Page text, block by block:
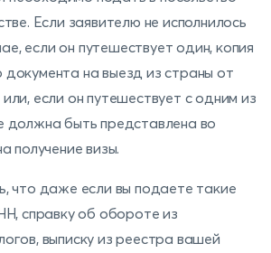
Если заявителю не исполнилось
если он путешествует один, копия
на выезд из страны от
если он путешествует с одним из
должна быть представлена ​​во
получение визы.
что даже если вы подаете такие
справку об обороте из
выписку из реестра вашей